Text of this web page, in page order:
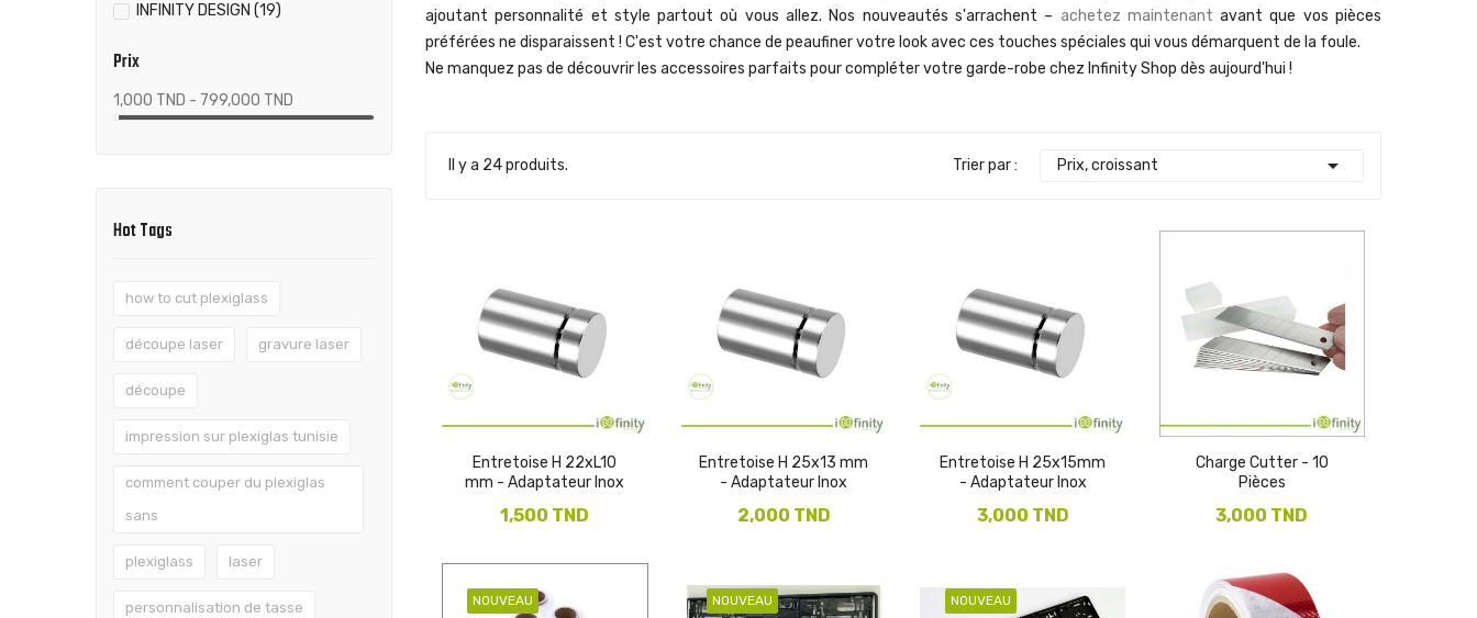
INFINITY DESIGN (19)
Prix
1,000 TND - 799,000 TND
Hot Tags
how to cut plexiglass
découpe laser gravure laser
découpe
impression sur plexiglas tunisie
comment couper du plexiglas
sans
plexiglass laser
personnalisation de tasse
ajoutant personnalité et style partout où vous allez. Nos nouveautés s'arrachent – achetez maintenant avant que vos pièces
préférées ne disparaissent ! C'est votre chance de peaufiner votre look avec ces touches spéciales qui vous démarquent de la foule.
Ne manquez pas de découvrir les accessoires parfaits pour compléter votre garde-robe chez Infinity Shop dès aujourd'hui !
Il y a 24 produits. Trier par : Prix, croissant 
Entretoise H 22xL10
mm - Adaptateur Inox
1,500 TND
Entretoise H 25x13 mm
- Adaptateur Inox
2,000 TND
Entretoise H 25x15mm
- Adaptateur Inox
3,000 TND
Charge Cutter - 10
Pièces
3,000 TND
NOUVEAU NOUVEAU NOUVEAU